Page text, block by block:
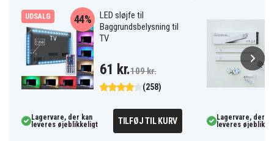
UDSALG
LED sløjfe til
Baggrundsbelysning til
TV
(258)
44%
61 kr.109 kr.
Lagervare, der kan
leveres øjeblikkeligt
TILFØJ TIL KURV
Lagervare, der
leveres